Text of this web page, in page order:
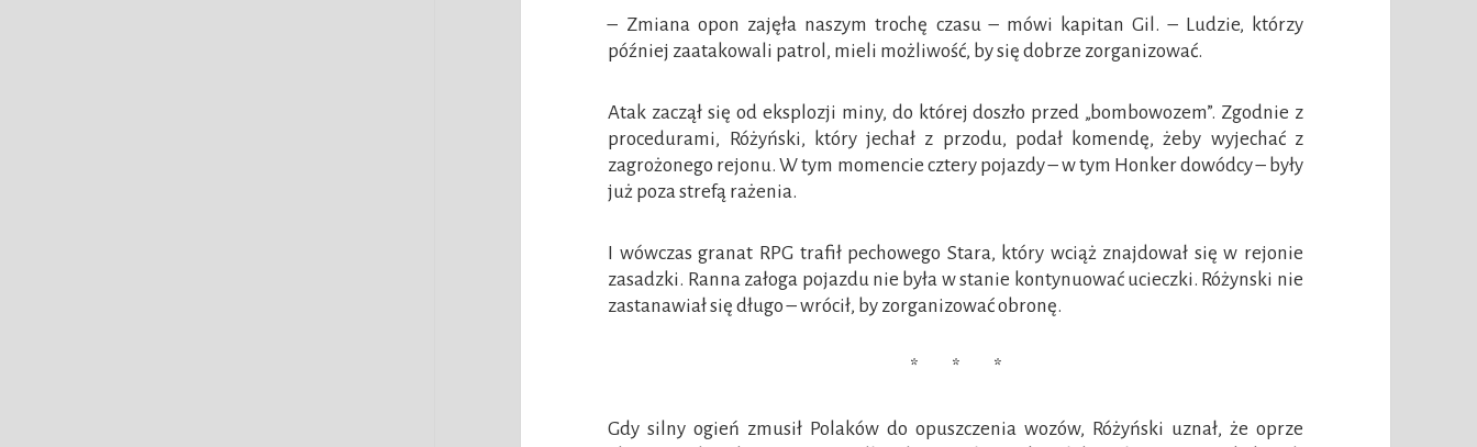
– Zmiana opon zajęła naszym trochę czasu – mówi kapitan Gil. – Ludzie, którzy
później zaatakowali patrol, mieli możliwość, by się dobrze zorganizować.
Atak zaczął się od eksplozji miny, do której doszło przed „bombowozem”. Zgodnie z
procedurami, Różyński, który jechał z przodu, podał komendę, żeby wyjechać z
zagrożonego rejonu. W tym momencie cztery pojazdy – w tym Honker dowódcy – były
już poza strefą rażenia.
I wówczas granat RPG trafił pechowego Stara, który wciąż znajdował się w rejonie
zasadzki. Ranna załoga pojazdu nie była w stanie kontynuować ucieczki. Różynski nie
zastanawiał się długo – wrócił, by zorganizować obronę.
* * *
Gdy silny ogień zmusił Polaków do opuszczenia wozów, Różyński uznał, że oprze